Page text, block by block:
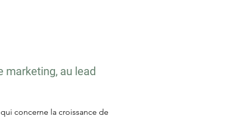
marketing, au lead
concerne la croissance de